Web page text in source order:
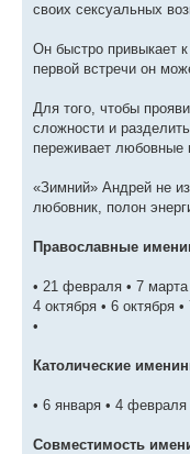
своих сексуальных
Он быстро привыкает
первой встречи он
Для того, чтобы
сложности и
переживает любовные
«Зимний» Андрей не
любовник, полон
Православные
• 21 февраля • 7
4 октября • 6 октября
•
Католические
• 6 января • 4
Совместимость